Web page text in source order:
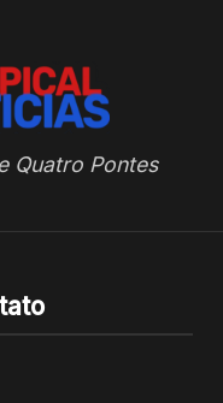
Quatro Pontes